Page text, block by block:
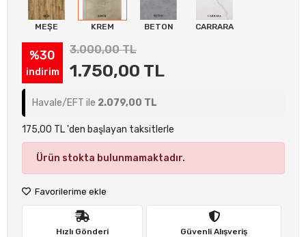
MEŞE KREM BETON CARRARA
%30
indirim
3.000,00 TL
1.750,00 TL
Havale/EFT ile 2.079,00 TL
175,00 TL 'den başlayan taksitlerle
Ürün stokta bulunmamaktadır.
Favorilerime ekle
Hızlı Gönderi Güvenli Alışveriş